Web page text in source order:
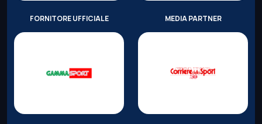
FORNITORE UFFICIALE MEDIA PARTNER